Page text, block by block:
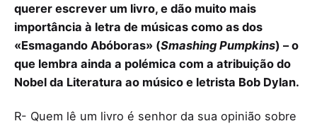
querer escrever um livro, e dão muito mais
importância à letra de músicas como as dos
«Esmagando Abóboras» (Smashing Pumpkins) – o
que lembra ainda a polémica com a atribuição do
Nobel da Literatura ao músico e letrista Bob Dylan.
R- Quem lê um livro é senhor da sua opinião sobre